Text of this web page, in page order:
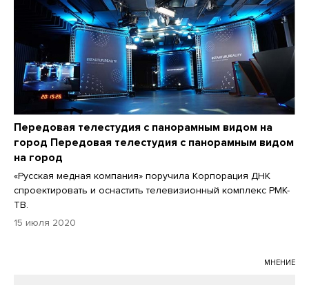
Передовая телестудия с панорамным видом на
город Передовая телестудия с панорамным видом
на город
«Русская медная компания» поручила Корпорация ДНК
спроектировать и оснастить телевизионный комплекс РМК-
ТВ.
15 июля 2020
МНЕНИЕ